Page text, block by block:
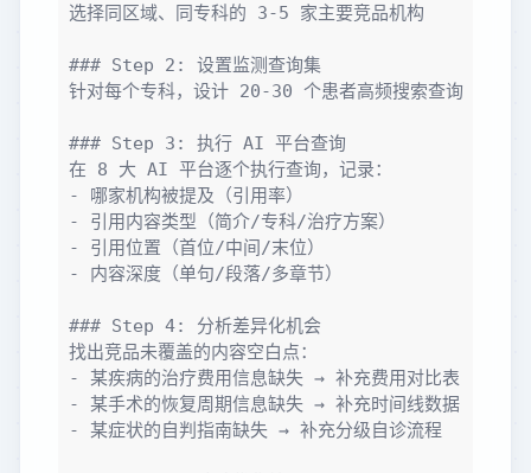
选择同区域、同专科的 3-5 家主要竞品机构
### Step 2: 设置监测查询集
针对每个专科，设计 20-30 个患者高频搜索查询
### Step 3: 执行 AI 平台查询
在 8 大 AI 平台逐个执行查询，记录：
- 哪家机构被提及（引用率）
- 引用内容类型（简介/专科/治疗方案）
- 引用位置（首位/中间/末位）
- 内容深度（单句/段落/多章节）
### Step 4: 分析差异化机会
找出竞品未覆盖的内容空白点：
- 某疾病的治疗费用信息缺失 → 补充费用对比表
- 某手术的恢复周期信息缺失 → 补充时间线数据
- 某症状的自判指南缺失 → 补充分级自诊流程